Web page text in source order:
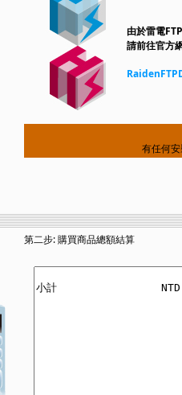
由於雷電
請前往官方
有任何
第二步: 購買商品總額結算